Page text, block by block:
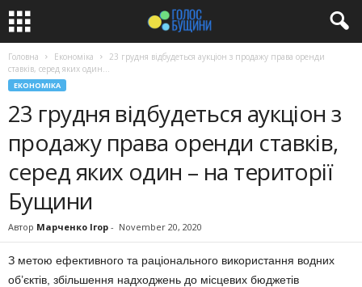
Головна Економіка
23 грудня відбудеться аукціон з продажу права оренди
ставків, серед яких один...
ЕКОНОМІКА
23 грудня відбудеться аукціон з
продажу права оренди ставків,
серед яких один – на території
Бущини
Автор Марченко Ігор - November 20, 2020
З метою ефективного та раціонального використання водних
об’єктів, збільшення надходжень до місцевих бюджетів